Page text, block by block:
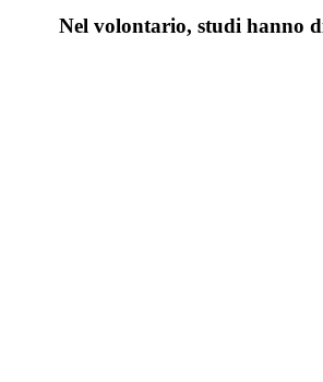
Nel volontario, studi hanno